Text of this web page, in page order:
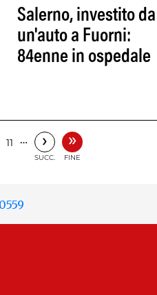
Salerno, investito da
un'auto a Fuorni:
84enne in ospedale
11 … ›
SUCC.
»
FINE